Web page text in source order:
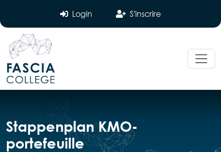
Login S'inscrire
Stappenplan KMO-
portefeuille